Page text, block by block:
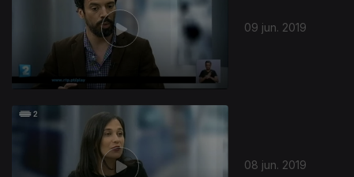
09 jun. 2019
08 jun. 2019